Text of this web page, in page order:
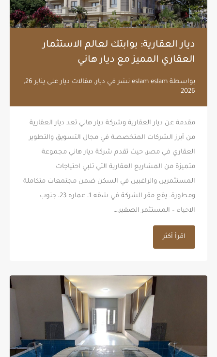
ديار العقارية: بوابتك لعالم الاستثمار
العقاري المميز مع ديار هاني
بواسطة eslam eslam نشر في ديار , مقالات ديار على
يناير 26,
2026
مقدمة عن ديار العقارية وشركة ديار هاني تعد ديار العقارية
من أبرز الشركات المتخصصة في مجال التسويق والتطوير
العقاري في مصر، حيث تقدم شركة ديار هاني مجموعة
متميزة من المشاريع العقارية التي تلبي احتياجات
المستثمرين والراغبين في السكن ضمن مجتمعات متكاملة
ومطورة. يقع مقر الشركة في شقه 1، عماره 23، جنوب
الاحياء – المستثمر الصغير،…
اقرأ أكثر